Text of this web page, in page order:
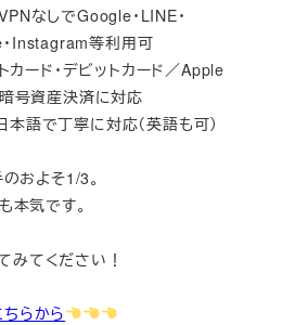
なしでGoogle・LINE・
・Instagram等利用可
カード・デビットカード／Apple
号資産決済に対応
本語で丁寧に対応（英語も可）
およそ1/3。
本気です。
みてください！
らから